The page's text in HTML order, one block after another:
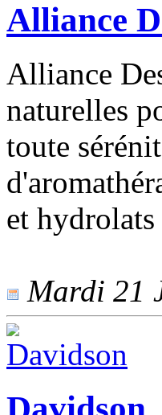
Alliance
Alliance
naturelles
toute
et hydrolats
Mardi 21